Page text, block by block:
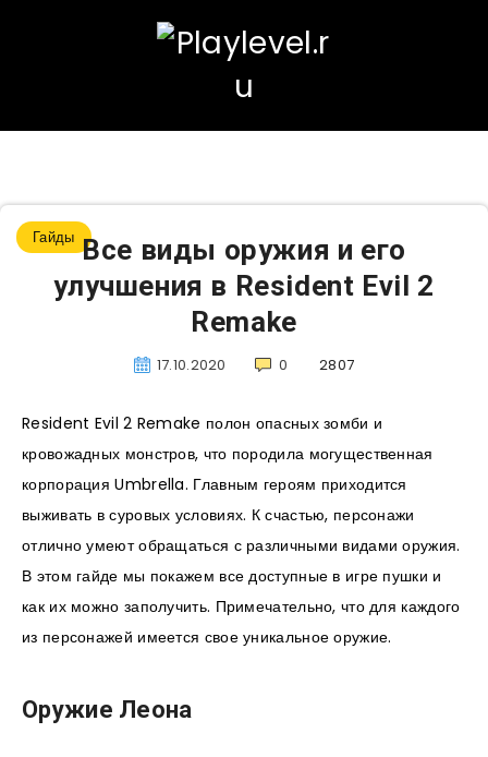
Гайды Все виды оружия и его
улучшения в Resident Evil 2
Remake
17.10.2020 0 2807
Resident Evil 2 Remake полон опасных зомби и
кровожадных монстров, что породила могущественная
корпорация Umbrella. Главным героям приходится
выживать в суровых условиях. К счастью, персонажи
отлично умеют обращаться с различными видами оружия.
В этом гайде мы покажем все доступные в игре пушки и
как их можно заполучить. Примечательно, что для каждого
из персонажей имеется свое уникальное оружие.
Оружие Леона